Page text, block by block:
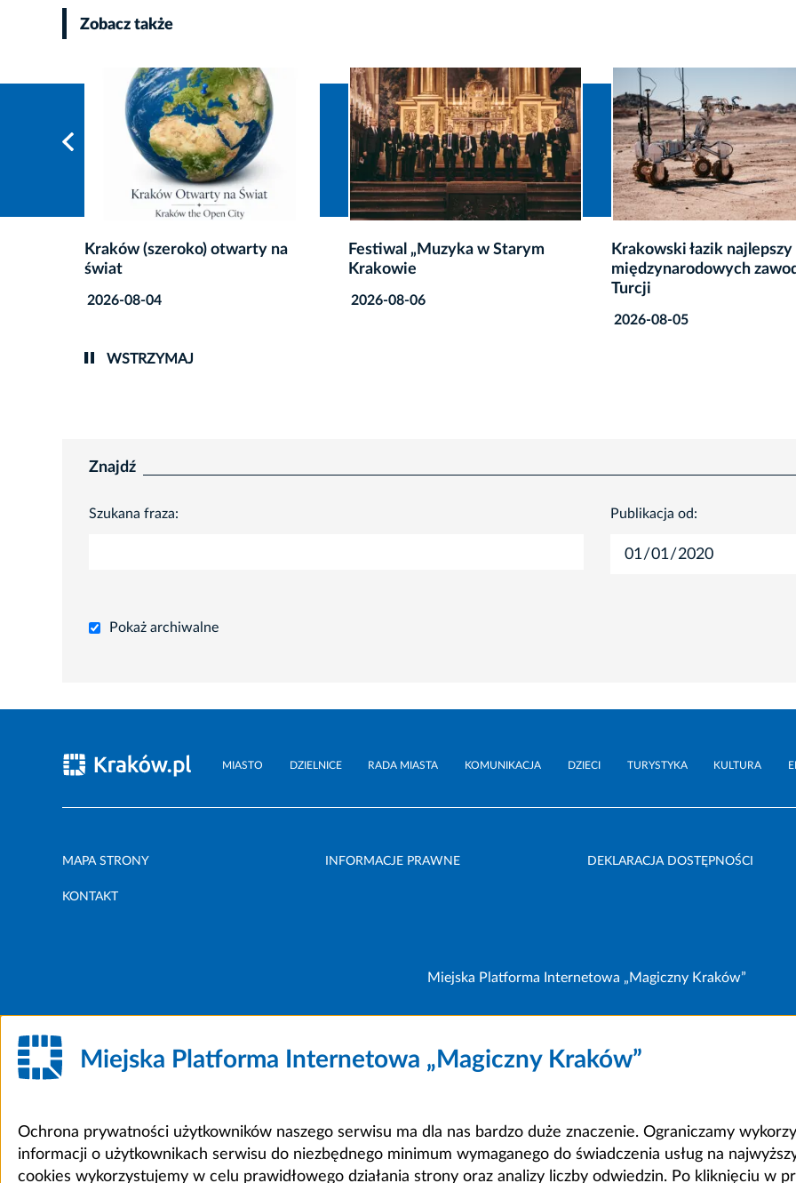
Zobacz także
Festiwal „Muzyka w Starym
Krakowie
2026-08-06
Krakowski łazik najlepszy w
międzynarodowych zawodach w
Jubileuszowe 50.
Międzynarodowe Targi
Ludowej
2026-08-03
WSTRZYMAJ
Znajdź
Szukana fraza: Publikacja od:
Pokaż archiwalne
MIASTO DZIELNICE RADA MIASTA KOMUNIKACJA DZIECI TURYSTYKA KULTURA
MAPA STRONY INFORMACJE PRAWNE DEKLARACJA DOSTĘPNOŚCI
KONTAKT
Miejska Platforma Internetowa „Magiczny Kraków”
Miejska Platforma Internetowa „Magiczny Kraków”
Ochrona prywatności użytkowników naszego serwisu ma dla nas bardzo duże znaczenie. Ograniczamy
informacji o użytkownikach serwisu do niezbędnego minimum wymaganego do świadczenia usług na
cookies wykorzystujemy w celu prawidłowego działania strony oraz analizy liczby odwiedzin. Po kliknięciu w